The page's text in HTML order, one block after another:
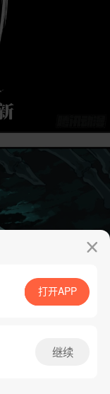
App免费看
打开APP
继续